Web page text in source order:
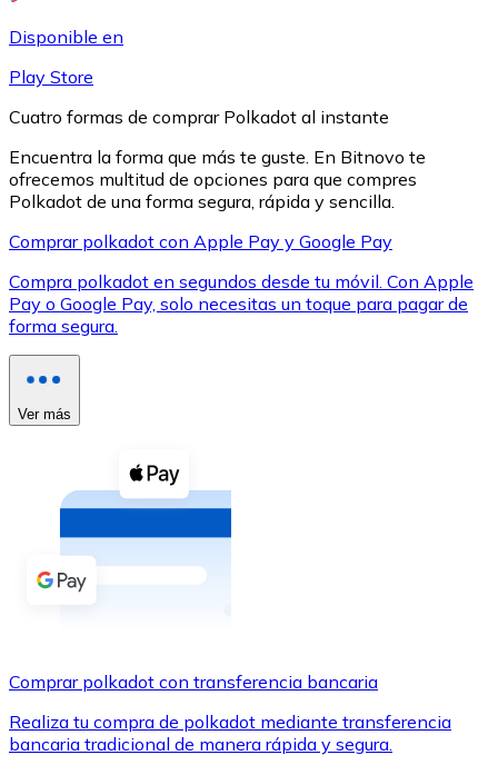
Ver todo
Compra criptomonedas con efectivo en tu tienda más
Comprar con efectivo
Transferencia SEPA
Añade fondos a tu cuenta Bitnovo o realiza compras
Comprar con Transferencia
Utiliza tarjetas Visa y Mastercard para comprar
Comprar con tarjeta
Tienda - Tarjetas regalo
Disponible en
Play Store
Cuatro formas de comprar Polkadot al instante
Encuentra la forma que más te guste. En Bitnovo te
ofrecemos multitud de opciones para que compres
Polkadot de una forma segura, rápida y sencilla.
Comprar polkadot con Apple Pay y Google Pay
Compra polkadot en segundos desde tu móvil. Con Apple
Pay o Google Pay, solo necesitas un toque para pagar de
forma segura.
Ver más
Comprar polkadot con transferencia bancaria
Realiza tu compra de polkadot mediante transferencia
bancaria tradicional de manera rápida y segura.